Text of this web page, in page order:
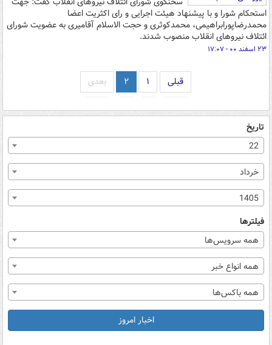
استحکام شورا و با پیشنهاد هیئت اجرایی و رای اکثریت اعضا
محمدرضاپورابراهیمی، محمدکوثری و حجت الاسلام آقامیری به عضویت شورای
ائتلاف نیروهای انقلاب منصوب شدند.
۲۳ اسفند ۰۰ - ۱۷:۰۷
قبلی ۱ ۲ بعدی
تاریخ
22
خرداد
1405
فیلترها
همه سرویس‌ها
همه انواع خبر
همه باکس‌ها
اخبار امروز